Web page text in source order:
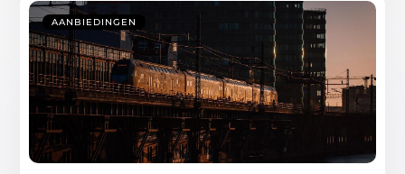
AANBIEDINGEN